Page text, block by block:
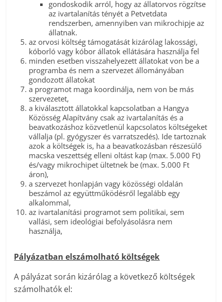
gondoskodik arról, hogy az állatorvos rögzítse
az ivartalanítás tényét a Petvetdata
rendszerben, amennyiben van mikrochipje az
állatnak.
az orvosi költség támogatását kizárólag lakossági,
kóborló vagy kóbor állatok ellátására használja fel
minden esetben visszahelyezett állatokat von be a
programba és nem a szervezet állományában
gondozott állatokat
a programot maga koordinálja, nem von be más
szervezetet,
a kiválasztott állatokkal kapcsolatban a Hangya
Közösség Alapítvány csak az ivartalanítás és a
beavatkozáshoz közvetlenül kapcsolatos költségeket
vállalja (pl. gyógyszer és varratszedés). Ide tartoznak
azok a költségek is, ha a beavatkozásban részesülő
macska veszettség elleni oltást kap (max. 5.000 Ft)
és/vagy mikrochipet ültetnek be (max. 5.000 Ft
áron),
a szervezet honlapján vagy közösségi oldalán
beszámol az együttműködésről legalább egy
alkalommal,
az ivartalanítási programot sem politikai, sem
vallási, sem ideológiai befolyásolásra nem
használja,
Pályázatban elszámolható költségek
A pályázat során kizárólag a következő költségek
számolhatók el: